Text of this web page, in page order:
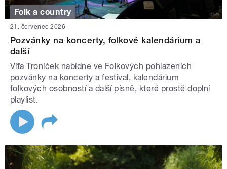
Folk a country
21. červenec 2026
Pozvánky na koncerty, folkové kalendárium a
další
Víťa Troníček nabídne ve Folkových pohlazeních
pozvánky na koncerty a festival, kalendárium
folkových osobností a další písně, které prostě doplní
playlist.